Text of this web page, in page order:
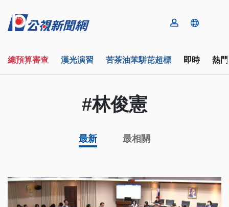
總預算審查 漢光演習 苦茶油苯駢芘超標 即時 熱
#林俊憲
最新 最相關